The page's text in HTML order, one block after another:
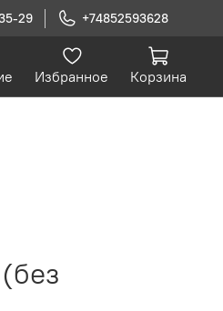
29 +74852593628
Избранное Корзина